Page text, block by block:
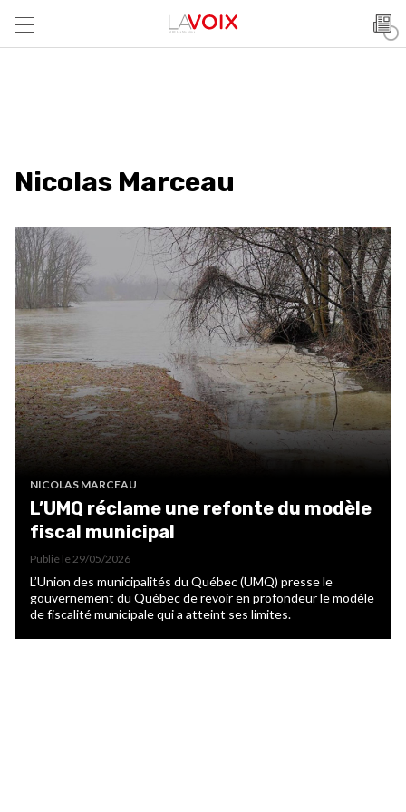
Nicolas Marceau
NICOLAS MARCEAU
L’UMQ réclame une refonte du modèle
fiscal municipal
Publié le 29/05/2026
L’Union des municipalités du Québec (UMQ) presse le
gouvernement du Québec de revoir en profondeur le modèle
de fiscalité municipale qui a atteint ses limites.